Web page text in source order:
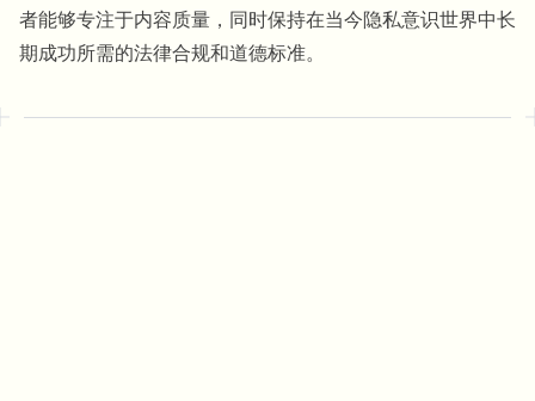
者能够专注于内容质量，同时保持在当今隐私意识世界中长
期成功所需的法律合规和道德标准。